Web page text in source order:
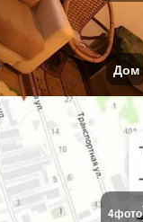
Дом
4фото